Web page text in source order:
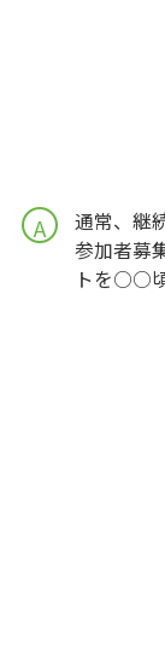
A
通常、継
参加者募
トを○○